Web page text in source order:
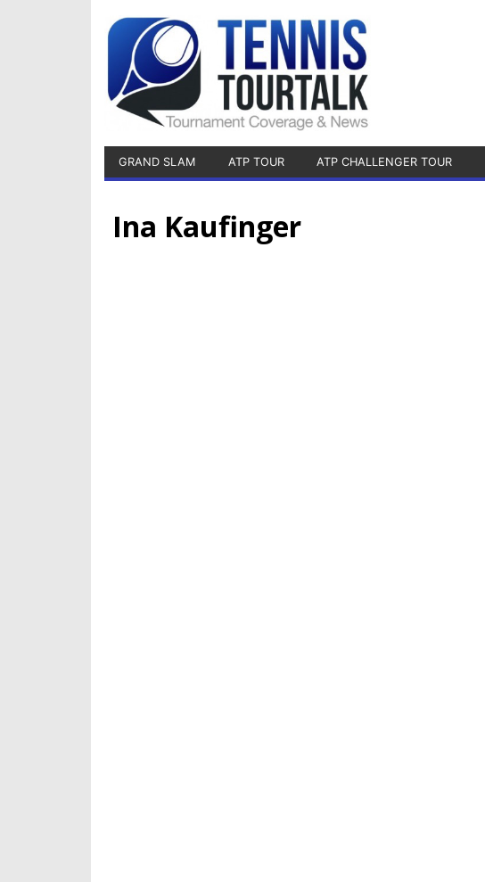
GRAND SLAM ATP TOUR ATP CHALLENGER TOUR
Ina Kaufinger